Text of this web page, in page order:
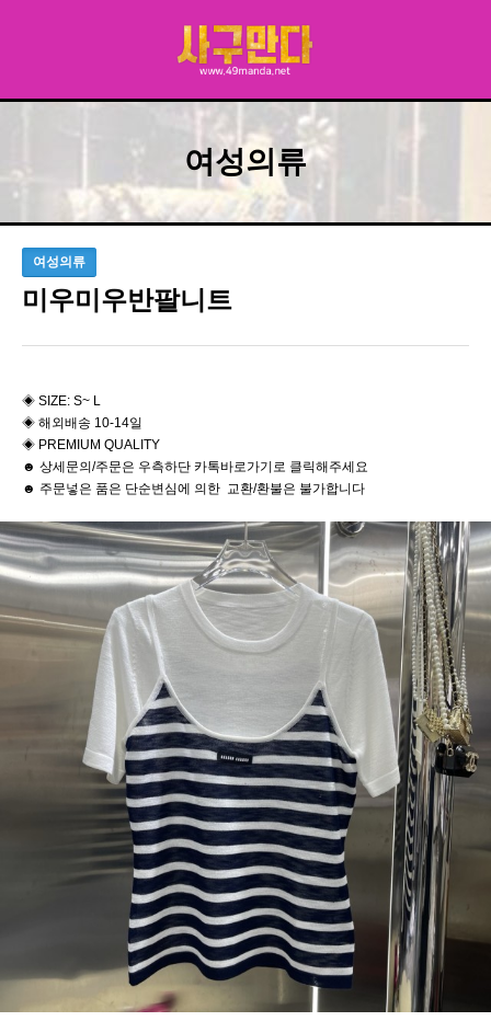
여성의류
여성의류
미우미우반팔니트
◈ SIZE: S~ L
◈ 해외배송 10-14일
◈ PREMIUM QUALITY
☻ 상세문의/주문은 우측하단 카톡바로가기로 클릭해주세요
☻ 주문넣은 품은 단순변심에 의한 교환/환불은 불가합니다